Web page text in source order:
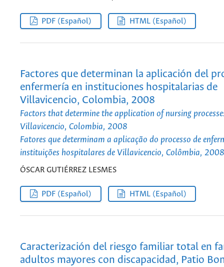
PDF (Español) HTML (Español)
Factores que determinan la aplicación del
enfermería en instituciones hospitalarias de
Villavicencio, Colombia, 2008
Factors that determine the application of nursing
Villavicencio, Colombia, 2008
Fatores que determinam a aplicação do processo de
instituições hospitalares de Villavicencio, Colômbia, 2008
ÓSCAR GUTIÉRREZ LESMES
PDF (Español) HTML (Español)
Caracterización del riesgo familiar total en
adultos mayores con discapacidad, Patio